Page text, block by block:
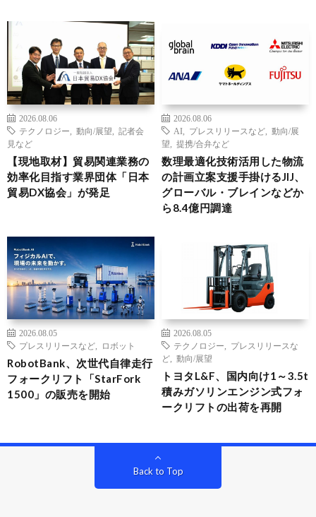
2026.08.06
テクノロジー
動向/展望
記者会
見など
【現地取材】貿易関連業務の
効率化目指す業界団体「日本
貿易DX協会」が発足
2026.08.06
AI
プレスリリースなど
動向/展
望
提携/合弁など
数理最適化技術活用した物流
の計画立案支援手掛けるJIJ、
グローバル・ブレインなどか
ら8.4億円調達
2026.08.05
プレスリリースなど
ロボット
RobotBank、次世代自律走行
フォークリフト「StarFork
1500」の販売を開始
2026.08.05
テクノロジー
プレスリリースな
ど
動向/展望
トヨタL&F、国内向け1～3.5t
積みガソリンエンジン式フォ
ークリフトの出荷を再開
Back to Top